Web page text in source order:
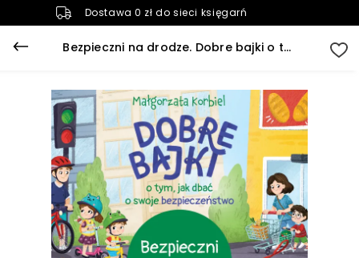
Dostawa 0 zł do sieci księgarń
Bezpieczni na drodze. Dobre bajki o tym, jak dbać o swoje bezpieczeństwo (plik audio)